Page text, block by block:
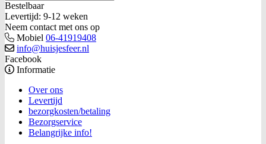
Bestelbaar
Levertijd: 9-12 weken
Neem contact met ons op
Mobiel 06-41919408
info@huisjesfeer.nl
Facebook
Informatie
Over ons
Levertijd
bezorgkosten/betaling
Bezorgservice
Belangrijke info!